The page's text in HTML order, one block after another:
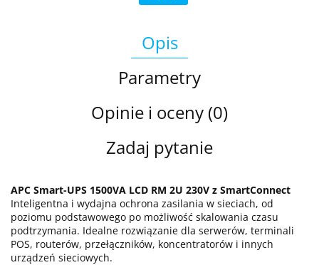
Opis
Parametry
Opinie i oceny (0)
Zadaj pytanie
APC Smart-UPS 1500VA LCD RM 2U 230V z SmartConnect
Inteligentna i wydajna ochrona zasilania w sieciach, od
poziomu podstawowego po możliwość skalowania czasu
podtrzymania. Idealne rozwiązanie dla serwerów, terminali
POS, routerów, przełączników, koncentratorów i innych
urządzeń sieciowych.